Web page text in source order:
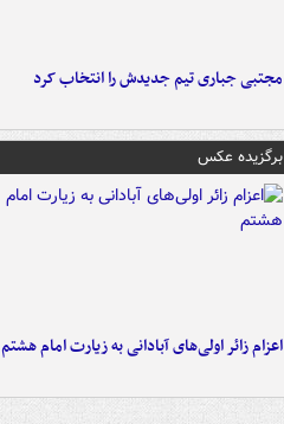
مجتبی جباری تیم جدیدش را انتخاب کرد
برگزیده عکس
اعزام زائر اولی‌های آبادانی به زیارت امام هشتم